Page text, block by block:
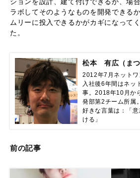
ラボしてそのようなものを開発できる
ムリーに投入できるかがカギになって
た。
松本 有広（ま
2012年7月ネットワ
入社後6年間はネッ
事。2018年10月か
発部第2チーム所属。
好きな言葉は：「
ける」
前の記事